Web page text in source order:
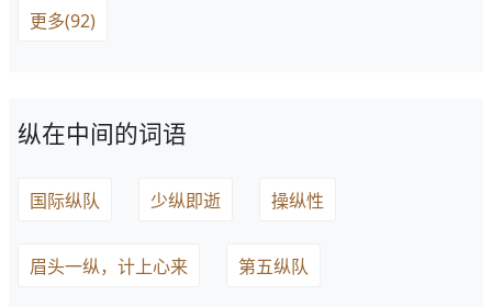
更多(92)
纵在中间的词语
国际纵队 少纵即逝 操纵性
眉头一纵，计上心来 第五纵队